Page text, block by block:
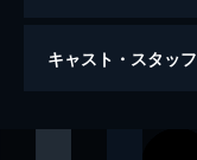
スキャンダル
キャスト・スタッフ